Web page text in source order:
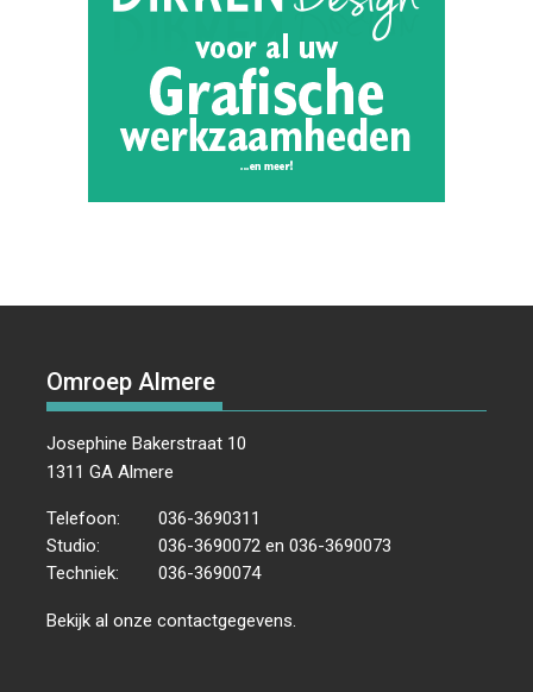
Omroep Almere
Josephine Bakerstraat 10
1311 GA Almere
Telefoon:
036-3690311
Studio:
036-3690072 en 036-3690073
Techniek:
036-3690074
Bekijk al onzecontactgegevens